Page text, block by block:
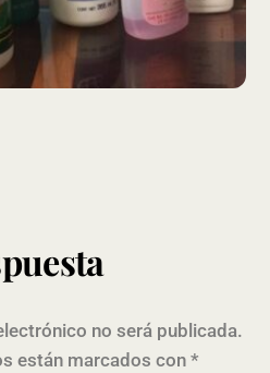
no será publicada.
están marcados con*